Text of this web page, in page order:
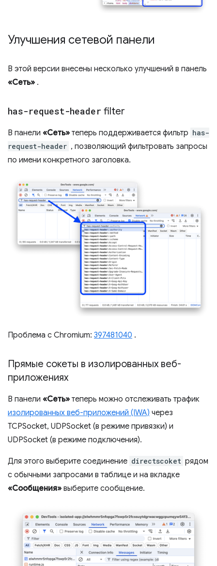
Улучшения сетевой панели
В этой версии внесены несколько улучшений в панель
«Сеть» .
has-request-header filter
В панели «Сеть» теперь поддерживается фильтр has-
request-header , позволяющий фильтровать запросы
по имени конкретного заголовка.
Проблема с Chromium: 397481040 .
Прямые сокеты в изолированных веб-
приложениях
В панели «Сеть» теперь можно отслеживать трафик
изолированных веб-приложений (IWA) через
TCPSocket, UDPSocket (в режиме привязки) и
UDPSocket (в режиме подключения).
Для этого выберите соединение directscoket рядом
с обычными запросами в таблице и на вкладке
«Сообщения» выберите сообщение.